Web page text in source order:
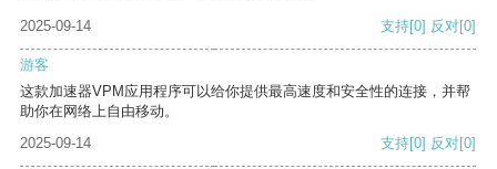
2025-09-14 支持[0] 反对[0]
游客
这款加速器VPM应用程序可以给你提供最高速度和安全性的连接，并帮
助你在网络上自由移动。
2025-09-14
支持[0] 反对[0]